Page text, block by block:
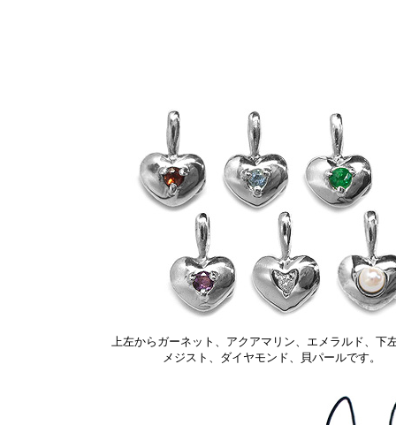
上左からガーネット、アクアマリン、エメラルド、下
メジスト、ダイヤモンド、貝パールです。